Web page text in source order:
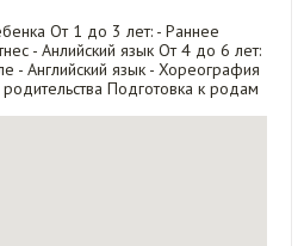
От 1 до 3 лет: - Раннее
- Анлийский язык От 4 до 6 лет:
- Английский язык - Хореография
Подготовка к родам